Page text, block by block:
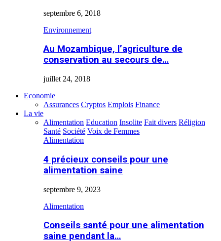
septembre 6, 2018
Environnement
Au Mozambique, l’agriculture de
conservation au secours de…
juillet 24, 2018
Economie
Assurances Cryptos Emplois Finance
La vie
Alimentation Education Insolite Fait divers Réligion
Santé Société Voix de Femmes
Alimentation
4 précieux conseils pour une
alimentation saine
septembre 9, 2023
Alimentation
Conseils santé pour une alimentation
saine pendant la…